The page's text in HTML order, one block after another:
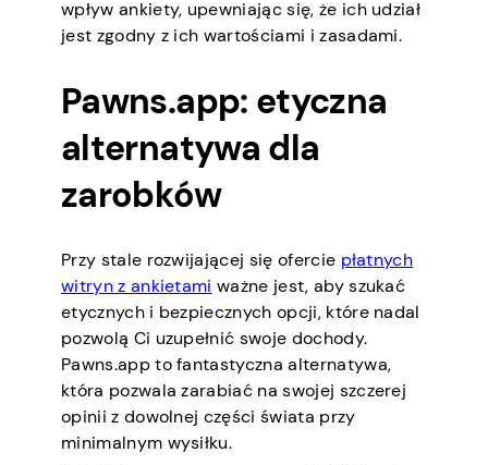
wpływ ankiety, upewniając się, że ich udział
jest zgodny z ich wartościami i zasadami.
Pawns.app: etyczna
alternatywa dla
zarobków
Przy stale rozwijającej się ofercie płatnych
witryn z ankietami ważne jest, aby szukać
etycznych i bezpiecznych opcji, które nadal
pozwolą Ci uzupełnić swoje dochody.
Pawns.app to fantastyczna alternatywa,
która pozwala zarabiać na swojej szczerej
opinii z dowolnej części świata przy
minimalnym wysiłku.